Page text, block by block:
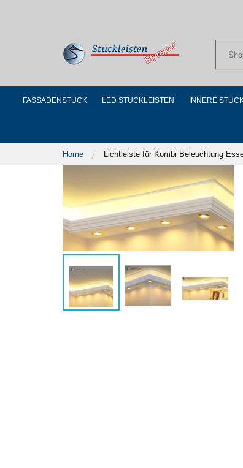
FASSADENSTUCK LED STUCKLEISTEN INNERE
Home Lichtleiste für Kombi Beleuchtung